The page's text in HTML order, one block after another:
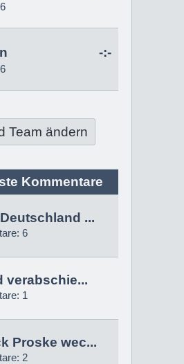
-:-
Team ändern
Kommentare
...
6
verabschie...
1
Proske wec...
2